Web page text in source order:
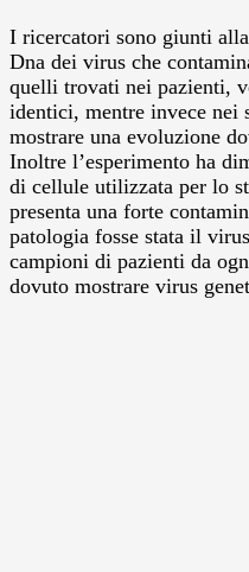
I ricercatori sono giunti
Dna dei virus che
quelli trovati nei pazienti,
identici, mentre invece nei
mostrare una evoluzione
Inoltre l’esperimento ha
di cellule utilizzata per lo
presenta una forte
patologia fosse stata il
campioni di pazienti da
dovuto mostrare virus